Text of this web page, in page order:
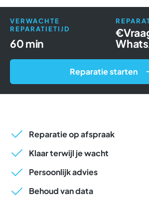
€
VERWACHTE
REPARATIETIJD
60 min
Reparatie starten
Reparatie op afspraak
Klaar terwijl je wacht
Persoonlijk advies
Behoud van data